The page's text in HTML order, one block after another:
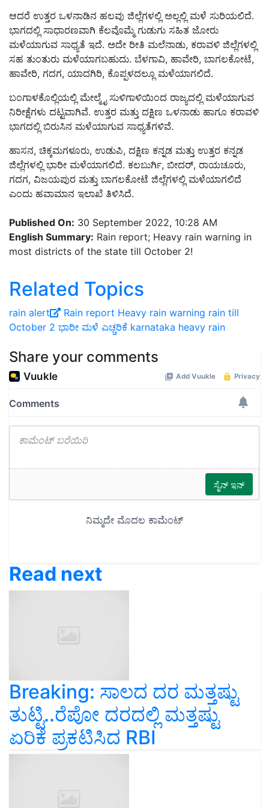
ಆದರೆ ಉತ್ತರ ಒಳನಾಡಿನ ಹಲವು ಜಿಲ್ಲೆಗಳಲ್ಲಿ ಅಲ್ಲಲ್ಲಿ ಮಳೆ ಸುರಿಯಲಿದೆ.
ಭಾಗದಲ್ಲಿ ಸಾಧಾರಣವಾಗಿ ಕೆಲವೊಮ್ಮೆ ಗುಡುಗು ಸಹಿತ ಜೋರು
ಮಳೆಯಾಗುವ ಸಾಧ್ಯತೆ ಇದೆ. ಅದೇ ರೀತಿ ಮಲೆನಾಡು, ಕರಾವಳಿ ಜಿಲ್ಲೆಗಳಲ್ಲಿ
ಸಹ ತುಂತುರು ಮಳೆಯಾಗಬಹುದು. ಬೆಳಗಾವಿ, ಹಾವೇರಿ, ಬಾಗಲಕೋಟೆ,
ಹಾವೇರಿ, ಗದಗ, ಯಾದಗಿರಿ, ಕೊಪ್ಪಳದಲ್ಲೂ ಮಳೆಯಾಗಲಿದೆ.
ಬಂಗಾಳಕೊಲ್ಲಿಯಲ್ಲಿ ಮೇಲ್ಮೈ ಸುಳಿಗಾಳಿಯಿಂದ ರಾಜ್ಯದಲ್ಲಿ ಮಳೆಯಾಗುವ
ನಿರೀಕ್ಷೆಗಳು ದಟ್ಟವಾಗಿವೆ. ಉತ್ತರ ಮತ್ತು ದಕ್ಷಿಣ ಒಳನಾಡು ಹಾಗೂ ಕರಾವಳಿ
ಭಾಗದಲ್ಲಿ ಬಿರುಸಿನ ಮಳೆಯಾಗುವ ಸಾಧ್ಯತೆಗಳಿವೆ.
ಹಾಸನ, ಚಿಕ್ಕಮಗಳೂರು, ಉಡುಪಿ, ದಕ್ಷಿಣ ಕನ್ನಡ ಮತ್ತು ಉತ್ತರ ಕನ್ನಡ
ಜಿಲ್ಲೆಗಳಲ್ಲಿ ಭಾರೀ ಮಳೆಯಾಗಲಿದೆ. ಕಲಬುರ್ಗಿ, ಬೀದರ್, ರಾಯಚೂರು,
ಗದಗ, ವಿಜಯಪುರ ಮತ್ತು ಬಾಗಲಕೋಟೆ ಜಿಲ್ಲೆಗಳಲ್ಲಿ ಮಳೆಯಾಗಲಿದೆ
ಎಂದು ಹವಾಮಾನ ಇಲಾಖೆ ತಿಳಿಸಿದೆ.
Published On: 30 September 2022, 10:28 AM
English Summary: Rain report; Heavy rain warning in
most districts of the state till October 2!
Related Topics
rain alert Rain report Heavy rain warning rain till
October 2 ಭಾರೀ ಮಳೆ ಎಚ್ಚರಿಕೆ karnataka heavy rain
Share your comments
Read next
Breaking: ಸಾಲದ ದರ ಮತ್ತಷ್ಟು
ತುಟ್ಟಿ..ರೆಪೋ ದರದಲ್ಲಿ ಮತ್ತಷ್ಟು
ಏರಿಕೆ ಪ್ರಕಟಿಸಿದ RBI